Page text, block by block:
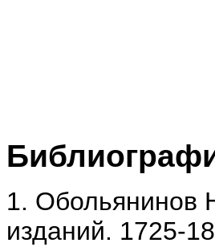
1. Обольянинов
изданий. 1725-